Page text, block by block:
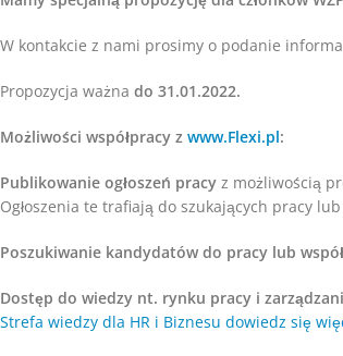
W kontakcie z nami prosimy o podanie
Propozycja ważna do 31.01.2022.
Możliwości współpracy z www.Flexi.pl:
Publikowanie ogłoszeń pracy z możliwością
Ogłoszenia te trafiają do szukających pracy
Poszukiwanie kandydatów do pracy lub
Dostęp do wiedzy nt. rynku pracy i
Strefa wiedzy dla HR i Biznesu dowiedz się